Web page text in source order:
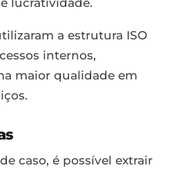
a estrutura ISO
internos,
maior qualidade em
caso, é possível extrair